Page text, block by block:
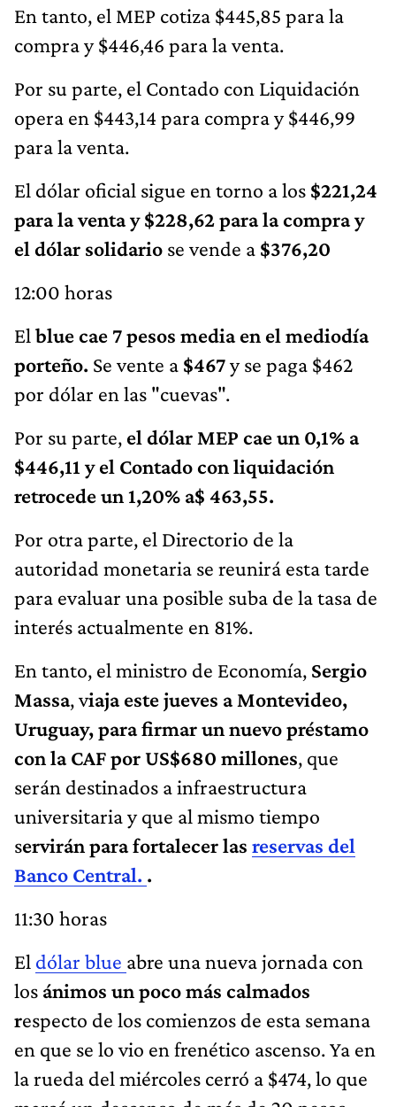
compra y $446,46 para la venta.
Por su parte, el Contado con Liquidación
opera en $443,14 para compra y $446,99
para la venta.
El dólar oficial sigue en torno a los
$221,24
para la venta y $228,62 para la compra y
el dólar solidario
se vende a $376,20
12:00 horas
El blue cae 7 pesos media en el mediodía
porteño. Se vente a $467 y se paga $462
por dólar en las "cuevas".
el dólar MEP cae un 0,1% a
$446,11 y el Contado con liquidación
retrocede un 1,20% a$ 463,55.
Por otra parte, el Directorio de la
autoridad monetaria se reunirá esta tarde
para evaluar una posible suba de la tasa de
interés actualmente en 81%.
En tanto, el ministro de Economía,
Massa
, viaja este jueves a Montevideo,
Uruguay, para firmar un nuevo préstamo
con la CAF por US$680 millones
, que
serán destinados a infraestructura
universitaria y que al mismo tiempo
servirán para fortalecer las reservas del
Banco Central.
11:30 horas
El dólar blue
abre una nueva jornada con
losánimos un poco más calmados
especto de los comienzos de esta semana
en que se lo vio en frenético ascenso. Ya en
la rueda del miércoles cerró a $474, lo que
marcó un descenso de más de 20 pesos